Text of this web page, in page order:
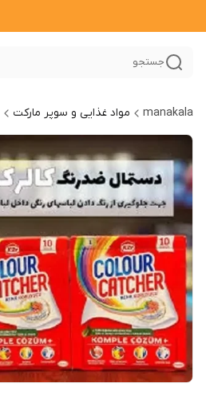
جستجو
manakala مواد غذایی و سوپر مارکت